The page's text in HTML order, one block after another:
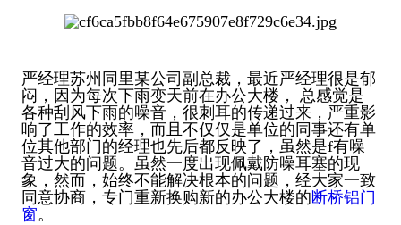
严经理苏州同里某公司副总裁，最近严经理很是郁
闷，因为每次下雨变天前在办公大楼， 总感觉是
各种刮风下雨的噪音，很刺耳的传递过来，严重影
响了工作的效率，而且不仅仅是单位的同事还有单
位其他部门的经理也先后都反映了，虽然是f有噪
音过大的问题。虽然一度出现佩戴防噪耳塞的现
象，然而，始终不能解决根本的问题，经大家一致
同意协商，专门重新换购新的办公大楼的断桥铝门
窗。